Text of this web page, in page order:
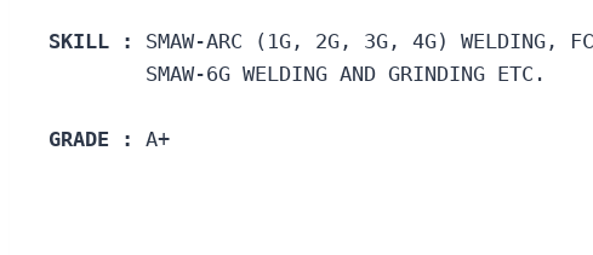
SKILL :
SMAW-ARC (1G, 2G, 3G, 4G) WELDING,
        SMAW-6G WELDING AND GRINDING ETC.
GRADE : A+